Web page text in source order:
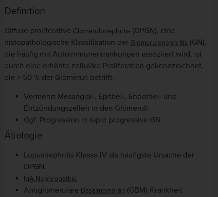
Definition
Diffuse proliferative Glomerulonephritis (DPGN), eine
histopathologische Klassifikation der Glomerulonephritis (GN),
die häufig mit Autoimmunerkrankungen assoziiert wird, ist
durch eine erhöhte zelluläre Proliferation gekennzeichnet,
die > 50 % der Glomeruli betrifft.
Vermehrt Mesangial-, Epithel-, Endothel- und
Entzündungszellen in den Glomeruli
Ggf. Progression in rapid progressive GN
Ätiologie
Lupusnephritis Klasse IV als häufigste Ursache der
DPGN
IgA-Nephropathie
Antiglomeruläre Basalmembran (GBM)-Krankheit